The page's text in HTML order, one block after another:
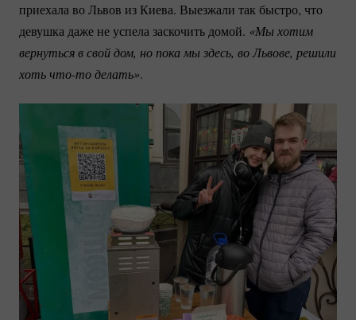
приехала во Львов из Киева. Выезжали так быстро, что
девушка даже не успела заскочить домой. «Мы хотим
вернуться в свой дом, но пока мы здесь, во Львове, решили
хоть что-то делать».